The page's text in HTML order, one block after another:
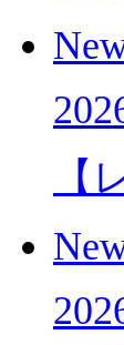
【